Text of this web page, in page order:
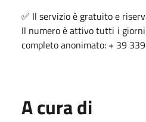
✅ Il servizio è gratuito e
Il numero è attivo tutti i
completo anonimato: + 39
A cura di